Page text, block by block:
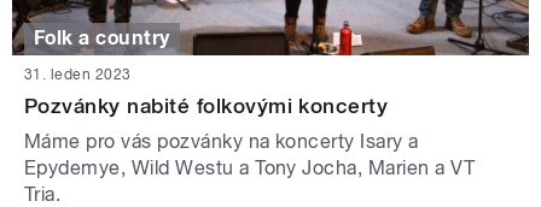
Folk a country
31. leden 2023
Pozvánky nabité folkovými koncerty
Máme pro vás pozvánky na koncerty Isary a
Epydemye, Wild Westu a Tony Jocha, Marien a VT
Tria.